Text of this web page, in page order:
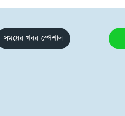
সময়ের খবর স্পেশাল